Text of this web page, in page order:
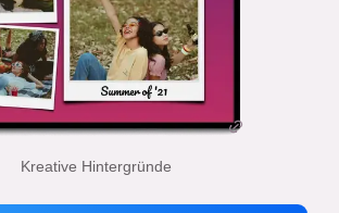
Kreative Hintergründe